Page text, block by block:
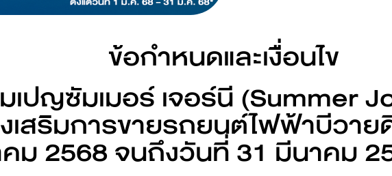
Find out more
calculator Charging stations
ข้อกำหนดและเงื่อนไข
เปญซัมเมอร์ เจอร์นี (Summer
สริมการขายรถยนต์ไฟฟ้าบีวาย
ม 2568 จนถึงวันที่ 31 มีนาคม